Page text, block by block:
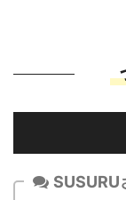
SUSURU